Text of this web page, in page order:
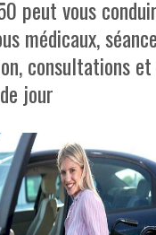
peut vous
médicaux,
consultations
jour